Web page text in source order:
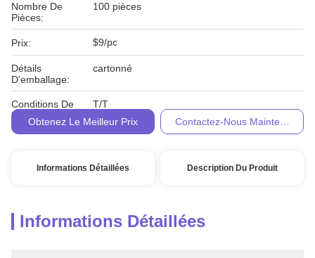
Nombre De
Pièces:
100 pièces
Prix: $9/pc
Détails
D'emballage:
cartonné
Conditions De
Paiement:
T/T
Obtenez Le Meilleur Prix
Contactez-Nous Maintenant
Informations Détaillées Description Du Produit
Informations Détaillées